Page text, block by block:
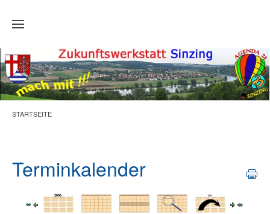
Zum Hauptinhalt springen
STARTSEITE
Terminkalender